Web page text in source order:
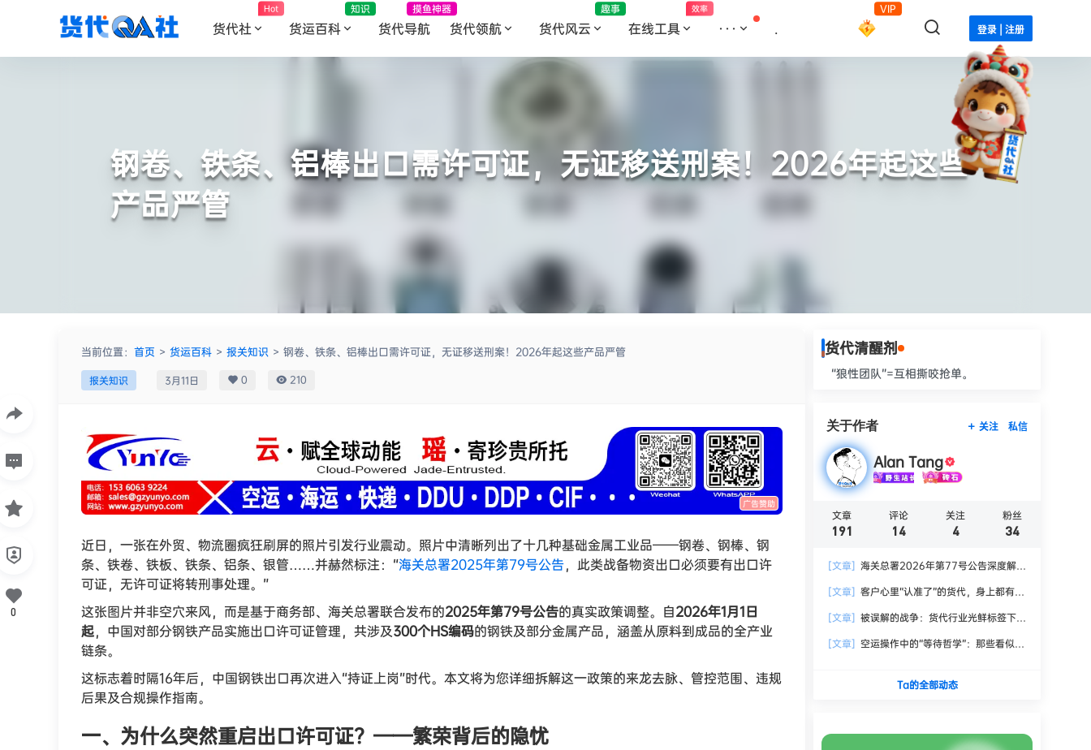
VIP
登录 | 注册
货代社
Hot
货运百科
知识
货代导航
摸鱼神器
货代领航 货代风云
趣事
在线工具
效率
··· .
钢卷、铁条、铝棒出口需许可证，无证移送刑案！2026年起这些
产品严管
当前位置： 首页 > 货运百科 > 报关知识 > 钢卷、铁条、铝棒出口需许可证，无证移送刑案！2026年起这些产品严管
报关知识 3月11日 0 210
广告赞助
近日，一张在外贸、物流圈疯狂刷屏的照片引发行业震动。照片中清晰列出了十几种基础金属工业品——钢卷、钢棒、钢
条、铁卷、铁板、铁条、铝条、银管……并赫然标注：“海关总署2025年第79号公告，此类战备物资出口必须要有出口许
可证，无许可证将转刑事处理。”
这张图片并非空穴来风，而是基于商务部、海关总署联合发布的2025年第79号公告的真实政策调整。自2026年1月1日
起，中国对部分钢铁产品实施出口许可证管理，共涉及300个HS编码的钢铁及部分金属产品，涵盖从原料到成品的全产业
链条。
这标志着时隔16年后，中国钢铁出口再次进入“持证上岗”时代。本文将为您详细拆解这一政策的来龙去脉、管控范围、违规
后果及合规操作指南。
一、为什么突然重启出口许可证？——繁荣背后的隐忧
0
货代清醒剂
“狼性团队”=互相撕咬抢单。
关于作者 关注 私信
Alan Tang
文章
191
评论
14
关注
4
粉丝
34
[文章] 海关总署2026年第77号公告深度解
管时代
[文章] 客户心里“认准了”的货代，身上都有这
[文章] 被误解的战争：货代行业光鲜标签下的
[文章] 空运操作中的“等待哲学”：那些看似静
Ta的全部动态